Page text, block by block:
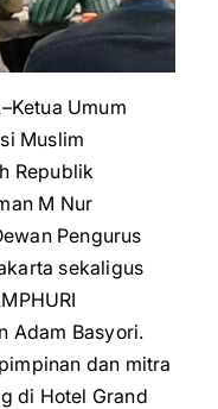
Umum
Muslim
Republik
M Nur
Pengurus
sekaligus
Adam Basyori.
dan mitra
di Hotel Grand